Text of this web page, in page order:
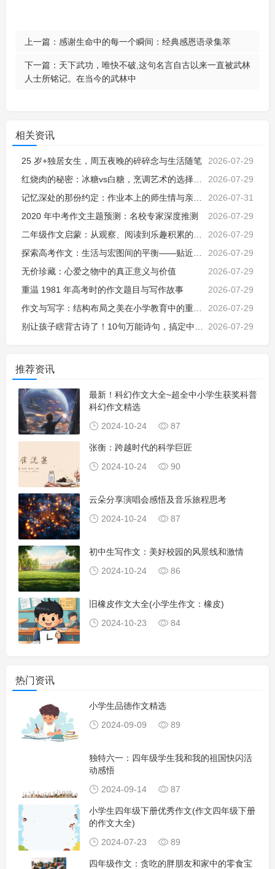
上一篇： 感谢生命中的每一个瞬间：经典感恩语录集萃
下一篇： 天下武功，唯快不破,这句名言自古以来一直被武林
人士所铭记。在当今的武林中
相关资讯
2026-07-29
25 岁+独居女生，周五夜晚的碎碎念与生活随笔
2026-07-29
2026-07-31
2026-07-29
2020 年中考作文主题预测：名校专家深度推测
2026-07-29
2026-07-29
2026-07-29
无价珍藏：心爱之物中的真正意义与价值
2026-07-29
重温 1981 年高考时的作文题目与写作故事
2026-07-29
2026-07-29
推荐资讯
最新！科幻作文大全~超全中小学生获奖科普
科幻作文精选
2024-10-24
87
张衡：跨越时代的科学巨匠
2024-10-24
90
云朵分享演唱会感悟及音乐旅程思考
2024-10-24
87
初中生写作文：美好校园的风景线和激情
2024-10-24
86
旧橡皮作文大全(小学生作文：橡皮)
2024-10-23
84
热门资讯
小学生品德作文精选
2024-09-09
89
独特六一：四年级学生我和我的祖国快闪活
动感悟
2024-09-14
87
小学生四年级下册优秀作文(作文四年级下册
的作文大全)
2024-07-23
89
四年级作文：贪吃的胖朋友和家中的零食宝